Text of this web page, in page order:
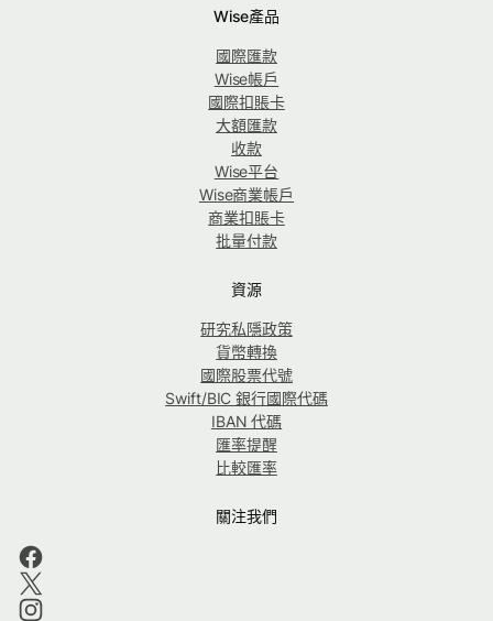
Wise產品
國際匯款
Wise帳戶
國際扣賬卡
大額匯款
收款
Wise平台
Wise商業帳戶
商業扣賬卡
批量付款
資源
研究私隱政策
貨幣轉換
國際股票代號
Swift/BIC 銀行國際代碼
IBAN 代碼
匯率提醒
比較匯率
關注我們